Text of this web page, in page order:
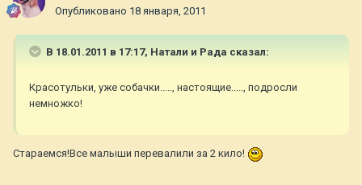
Опубликовано 18 января, 2011
В 18.01.2011 в 17:17, Натали и Рада сказал:
Красотульки, уже собачки....., настоящие....., подросли
немножко!
Стараемся!Все малыши перевалили за 2 кило!